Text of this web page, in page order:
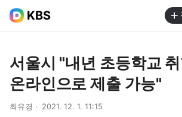
KBS
서울시 "내년 초등학교
온라인으로 제출 가능"
최유경 2021. 12. 1. 11:15